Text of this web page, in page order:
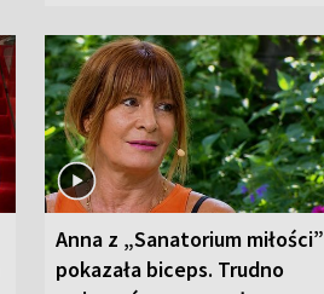
Anna z „Sanatorium miłości”
pokazała biceps. Trudno